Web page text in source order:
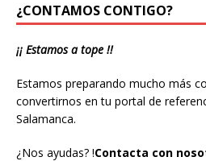
¿CONTAMOS CONTIGO?
¡¡ Estamos a tope !!
Estamos preparando mucho más
convertirnos en tu portal de
Salamanca.
¿Nos ayudas? !Contacta con